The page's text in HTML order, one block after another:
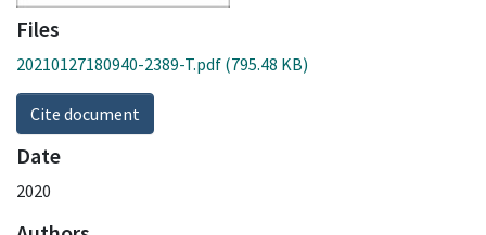
Files
20210127180940-2389-T.pdf (795.48 KB)
Cite document
Date
2020